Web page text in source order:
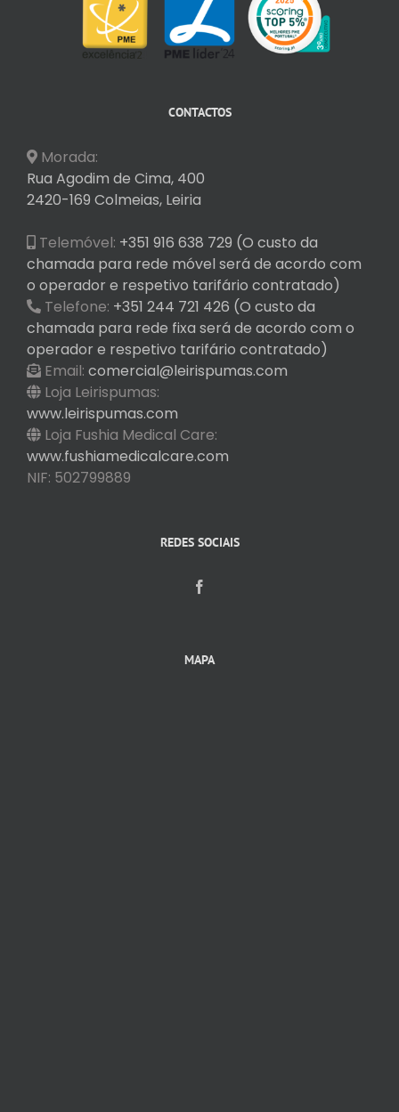
CONTACTOS
Morada:
Rua Agodim de Cima, 400
2420-169 Colmeias, Leiria
Telemóvel: +351 916 638 729 (O custo da
chamada para rede móvel será de acordo com
o operador e respetivo tarifário contratado)
Telefone: +351 244 721 426 (O custo da
chamada para rede fixa será de acordo com o
operador e respetivo tarifário contratado)
Email: comercial@leirispumas.com
Loja Leirispumas:
www.leirispumas.com
Loja Fushia Medical Care:
www.fushiamedicalcare.com
NIF: 502799889
REDES SOCIAIS
MAPA